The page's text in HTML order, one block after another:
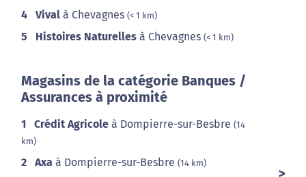
4 Vival à Chevagnes (< 1 km)
5 Histoires Naturelles à Chevagnes (< 1 km)
Magasins de la catégorie Banques /
Assurances à proximité
1 Crédit Agricole à Dompierre-sur-Besbre (14
km)
2 Axa à Dompierre-sur-Besbre (14 km)